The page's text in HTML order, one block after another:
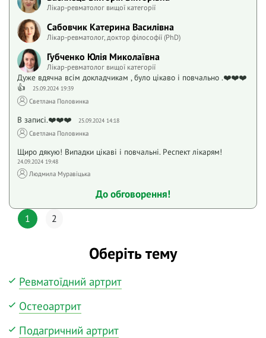
Лікар-ревматолог вищої категорії
Сабовчик Катерина Василівна
Лікар-ревматолог, доктор філософії (PhD)
Губченко Юлія Миколаївна
Лікар-ревматолог вищої категорії
Дуже вдячна всім докладчикам , було цікаво і повчально .❤️❤️❤️
👍
25.09.2024 19:39
Светлана Половинка
В записі.❤️❤️❤️ 25.09.2024 14:18
Светлана Половинка
Щиро дякую! Випадки цікаві і повчальні. Респект лікарям!
24.09.2024 19:48
Людмила Муравіцька
До обговорення!
1 2
Оберіть тему
Ревматоїдний артрит
Остеоартрит
Подагричний артрит